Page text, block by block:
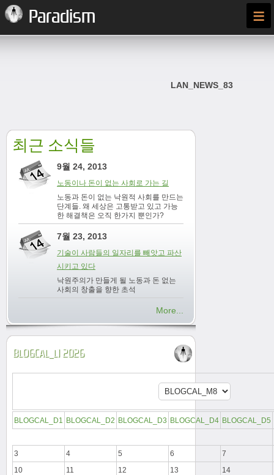
Paradism ≡
LAN_NEWS_83
최근 소식들
9월 24, 2013
노동이나 돈이 없는 사회로 가는 길
노동과 돈이 없는 낙원적 사회를 만드는
단계들. 왜 세상은 고통받고 있고 가능
한 해결책은 오직 한가지 뿐인가?
7월 23, 2013
기술이 사람들의 일자리를 빼앗고 파산
시키고 있다
낙원주의가 만들게 될 노동과 돈 없는
사회의 창출을 향한 초석
More...
BLOGCAL_L1 2026
BLOGCAL_D1 BLOGCAL_D2 BLOGCAL_D3 BLOGCAL_D4 BLOGCAL_D5
3 4 5 6
7
10
11 12 13
14